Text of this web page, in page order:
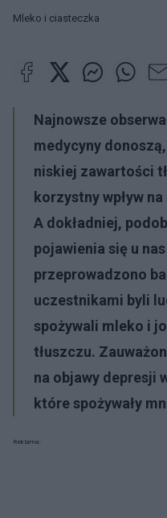
Mleko i ciasteczka
Najnowsze
medycyny
niskiej zawartości
korzystny wpływ
A dokładniej,
pojawienia się u
przeprowadzono
uczestnikami byli
spożywali mleko i
tłuszczu.
na objawy depresji
które spożywały
Reklama: